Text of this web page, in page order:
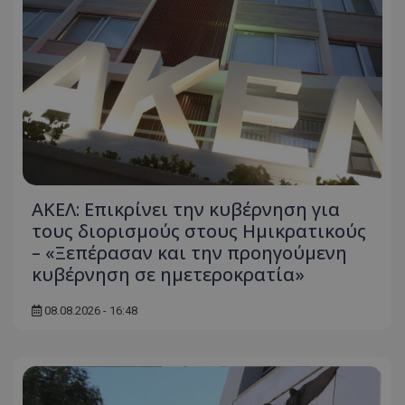
ΑΚΕΛ: Επικρίνει την κυβέρνηση για
τους διορισμούς στους Ημικρατικούς
– «Ξεπέρασαν και την προηγούμενη
κυβέρνηση σε ημετεροκρατία»
08.08.2026 - 16:48
ASP.NET_SessionId
Microsoft Corporation
VISITOR_PRIVACY_METADATA
YouTube